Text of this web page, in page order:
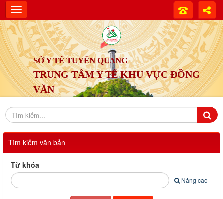
SỞ Y TẾ TUYÊN QUANG
TRUNG TÂM Y TẾ KHU VỰC ĐỒNG
VĂN
Tìm kiếm văn bản
Từ khóa
Nâng cao